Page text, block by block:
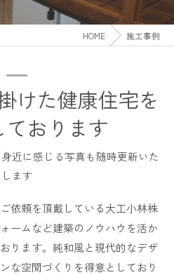
HOME 施工事例
けた健康住宅を
ております
近に感じる写真も随時更新いた
します
依頼を頂戴している大工小林株
ームなど建築のノウハウを活か
ります。純和風と現代的なデザ
な空間づくりを得意としており